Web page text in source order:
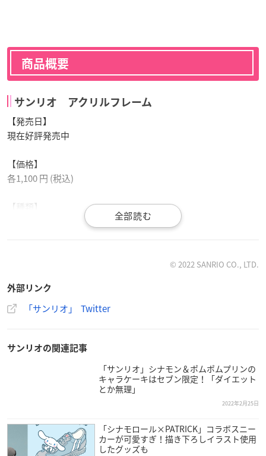
商品概要
サンリオ アクリルフレーム
【発売日】
現在好評発売中
【価格】
各1,100 円 (税込)
【種類】
#アクリルフレーム
のアクスタをセットできるスタンド付きフレーム、キャラ
クターシート、小物シートの3点セットをオンラインショッ
プで発売中！サンリオショップでは好きな組み合わせを選
pic.twitter.com/05pxuxE
m5J
— サンリオ (@sanrio_news)February 24, 2022
© 2022 SANRIO CO., LTD.
外部リンク
「サンリオ」 Twitter
サンリオの関連記事
「サンリオ」シナモン＆ポムポムプリンの
キャラケーキはセブン限定！「ダイエット
とか無理」
2022年2月25日
「シナモロール×PATRICK」コラボスニー
カーが可愛すぎ！描き下ろしイラスト使用
したグッズも